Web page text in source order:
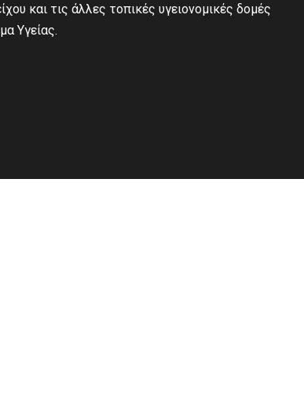
και τις άλλες τοπικές υγειονομικές δομές
Υγείας.